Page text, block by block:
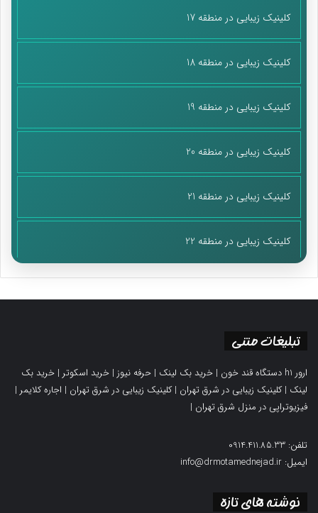
کلینیک زیبایی در منطقه 17
کلینیک زیبایی در منطقه 18
کلینیک زیبایی در منطقه 19
کلینیک زیبایی در منطقه 20
کلینیک زیبایی در منطقه 21
کلینیک زیبایی در منطقه 22
تبلیغات متنی
ارور h1 دستگاه قند خون | خرید بک لینک | حرفه نیوز | خرید اسکوتر | خرید بک
لینک |کلینیک زیبایی در شرق تهران |کلینیک زیبایی در شرق تهران | اجاره کلایمر |
فیزیوتراپی در منزل شرق تهران |
تلفن: 0914.411.85.33
ایمیل: info@drmotamednejad.ir
نوشته های تازه